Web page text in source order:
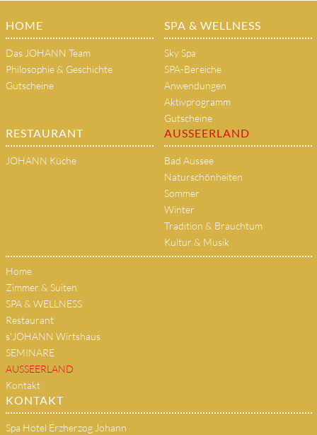
HOME
Das JOHANN Team
Philosophie & Geschichte
Gutscheine
SPA & WELLNESS
Sky Spa
SPA-Bereiche
Anwendungen
Aktivprogramm
Gutscheine
RESTAURANT
JOHANN Küche
AUSSEERLAND
Bad Aussee
Naturschönheiten
Sommer
Winter
Tradition & Brauchtum
Kultur & Musik
Home
Zimmer & Suiten
SPA & WELLNESS
Restaurant
s'JOHANN Wirtshaus
SEMINARE
AUSSEERLAND
Kontakt
KONTAKT
Spa Hotel Erzherzog Johann